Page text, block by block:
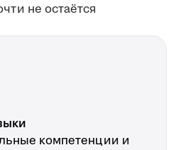
не остаётся
компетенции и